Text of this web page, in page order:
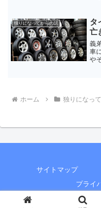
独りになってからの話
タ
亡
義
車
や
ホーム 独りになっ
サイトマップ
プライ
© 2018-